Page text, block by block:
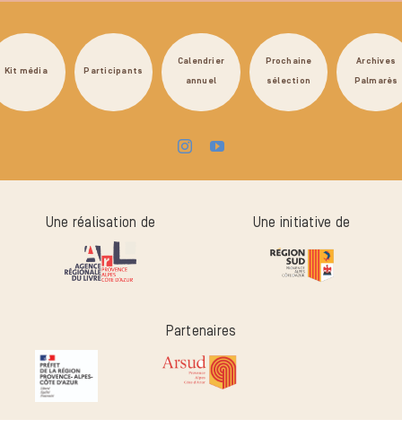
Kit média Participants
Calendrier
annuel
Prochaine
sélection
Archives
Palmarès
Une réalisation de Une initiative de
Partenaires